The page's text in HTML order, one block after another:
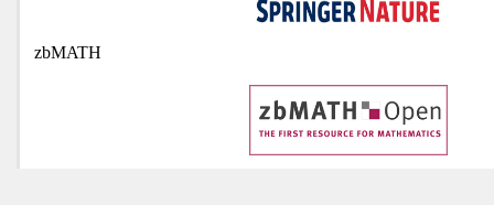
zbMATH